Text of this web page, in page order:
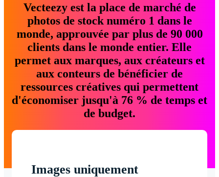
Vecteezy est la place de marché de
photos de stock numéro 1 dans le
monde, approuvée par plus de 90 000
clients dans le monde entier. Elle
permet aux marques, aux créateurs et
aux conteurs de bénéficier de
ressources créatives qui permettent
d'économiser jusqu'à 76 % de temps et
de budget.
Images uniquement